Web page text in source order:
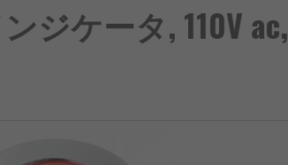
ジケータ, 110V ac,